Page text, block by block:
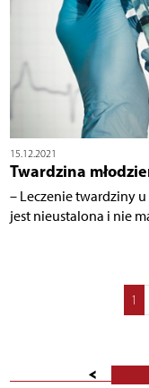
15.12.2021
Twardzina
– Leczenie twardziny
jest nieustalona i nie
1
<